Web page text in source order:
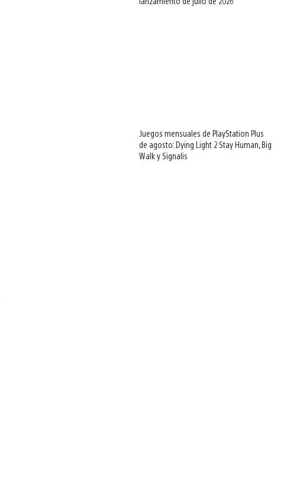
Juegos mensuales de PlayStation Plus
de agosto: Dying Light 2 Stay Human, Big
Walk y Signalis